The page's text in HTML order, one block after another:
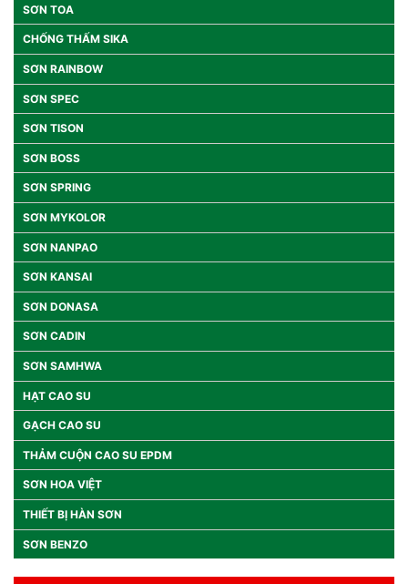
SƠN TOA
CHỐNG THẤM SIKA
SƠN RAINBOW
SƠN SPEC
SƠN TISON
SƠN BOSS
SƠN SPRING
SƠN MYKOLOR
SƠN NANPAO
SƠN KANSAI
SƠN DONASA
SƠN CADIN
SƠN SAMHWA
HẠT CAO SU
GẠCH CAO SU
THẢM CUỘN CAO SU EPDM
SƠN HOA VIỆT
THIẾT BỊ HÀN SƠN
SƠN BENZO